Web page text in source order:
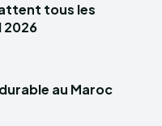
tous les
2026
au Maroc